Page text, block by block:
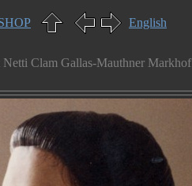
English
Netti Clam Gallas-Mauthner Markhof